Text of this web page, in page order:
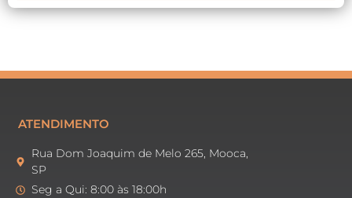
ATENDIMENTO
Rua Dom Joaquim de Melo 265, Mooca,
SP
Seg a Qui: 8:00 às 18:00h